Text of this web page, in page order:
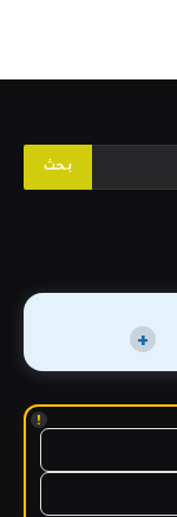
+
!